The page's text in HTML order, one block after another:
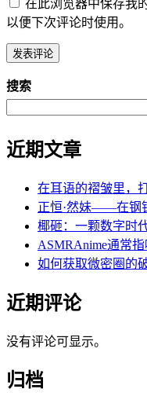
在此浏览器中保存我
以便下次评论时使用。
搜索
近期文章
在耳语的褶皱里，
正恒·然妹——在钢
椰砸：一颗数字时
ASMRAnime通常
如何获取微密圈的
近期评论
没有评论可显示。
归档